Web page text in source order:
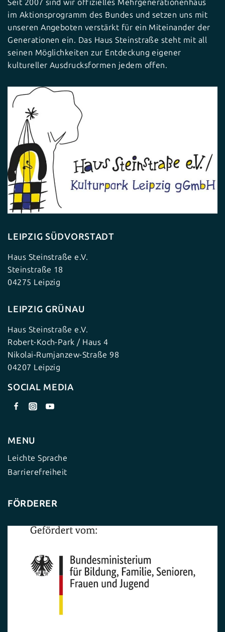
Seit 2007 sind wir offizielles Mehrgenerationenhaus
im Aktionsprogramm des Bundes und setzen uns mit
unseren Angeboten verstärkt für ein Miteinander der
Generationen ein. Das Haus Steinstraße steht mit all
seinen Möglichkeiten zur Entdeckung eigener
kultureller Ausdrucksformen jedem offen.
LEIPZIG SÜDVORSTADT
Haus Steinstraße e.V.
Steinstraße 18
04275 Leipzig
LEIPZIG GRÜNAU
Haus Steinstraße e.V.
Robert-Koch-Park / Haus 4
Nikolai-Rumjanzew-Straße 98
04207 Leipzig
SOCIAL MEDIA
MENU
Leichte Sprache
Barrierefreiheit
FÖRDERER